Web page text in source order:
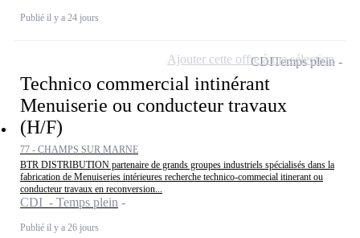
Publié il y a 24 jours
Technico commercial intinérant
Menuiserie ou conducteur travaux
(H/F)
77 - CHAMPS SUR MARNE
BTR DISTRIBUTION partenaire de grands groupes industriels spécialisés dans la
fabrication de Menuiseries intérieures recherche technico-commecial itinerant ou
conducteur travaux en reconversion...
CDI - Temps plein
Publié il y a 26 jours
CDITemps plein
Ajouter cette offre à ma sélection